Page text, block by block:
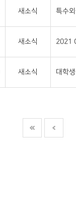
새소식 특수
새소식 2021
새소식 대학